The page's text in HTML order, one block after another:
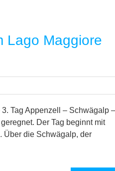
Lago Maggiore
Tag Appenzell – Schwägalp –
Der Tag beginnt mit
Über die Schwägalp, der